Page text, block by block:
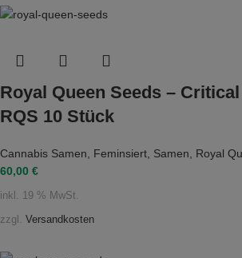
Royal Queen Seeds –
RQS 10 Stück
Cannabis Samen, Feminsiert, Samen, Royal
60,00 €
inkl. 19 % MwSt.
zzgl. Versandkosten